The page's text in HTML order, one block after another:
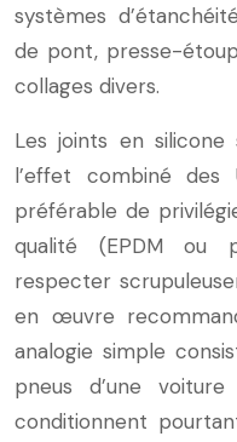
systèmes
de pont, presse-
collages divers.
Les joints en silicone
l’effet combiné
préférable de
qualité (EPDM ou
respecter
en œuvre
analogie simple
pneus d’une
conditionnent